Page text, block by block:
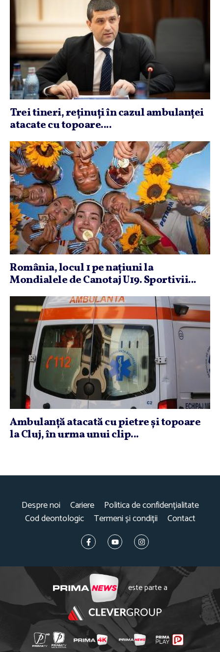
Trei tineri, reţinuţi în cazul ambulanţei
atacate cu topoare....
România, locul 1 pe naţiuni la
Mondialele de Canotaj U19. Sportivii...
Ambulanţă atacată cu pietre şi topoare
la Cluj, în urma unui clip...
Despre noi Cariere
Politica de confidențialitate
Cod deontologic
Termeni și condiții Contact
este parte a